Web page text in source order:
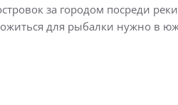
за городом посреди
для рыбалки нужно в